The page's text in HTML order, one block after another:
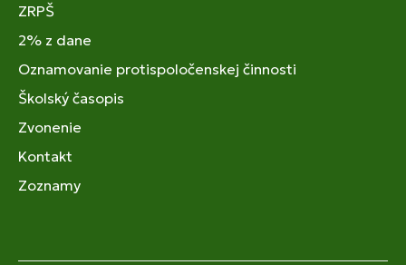
ZRPŠ
2% z dane
Oznamovanie protispoločenskej činnosti
Školský časopis
Zvonenie
Kontakt
Zoznamy